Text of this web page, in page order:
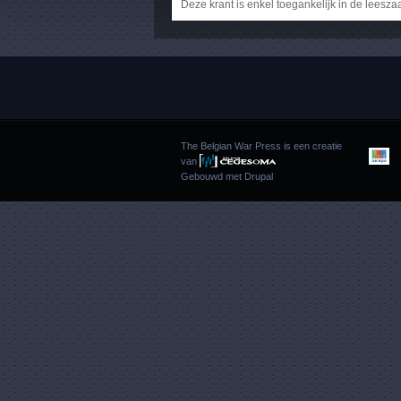
Deze krant is enkel toegankelijk in de
The Belgian War Press is een creatie
van
Gebouwd met Drupal